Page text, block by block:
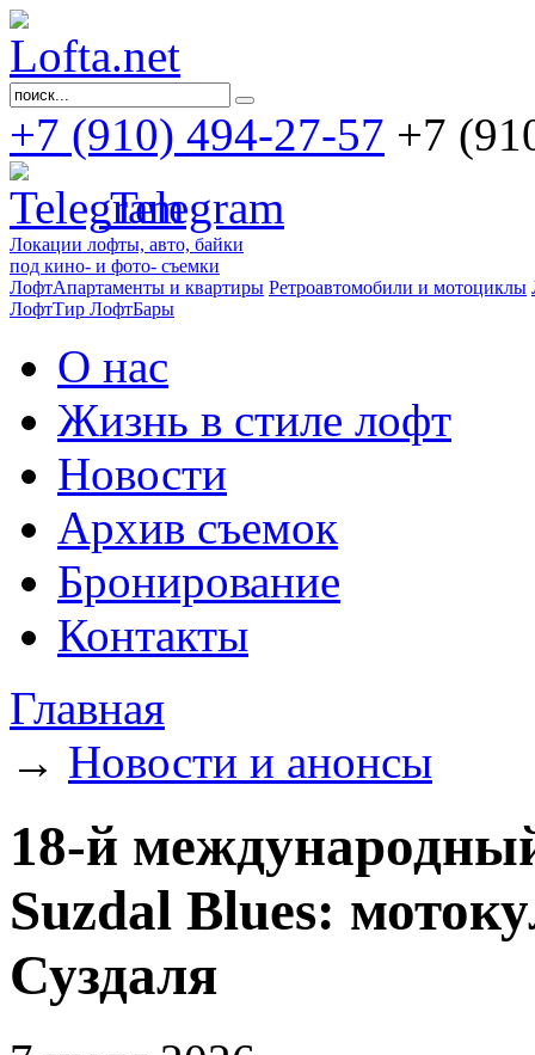
+7 (910) 494-27-57 +7
Telegram
Локации лофты, авто, байки
под кино- и фото- съемки
ЛофтАпартаменты и квартиры Ретроавтомобили и мотоциклы
ЛофтТир ЛофтБары
О нас
Жизнь в стиле лофт
Новости
Архив съемок
Бронирование
Контакты
Главная
→ Новости и анонсы
18‑й
Suzdal Blues:
Суздаля